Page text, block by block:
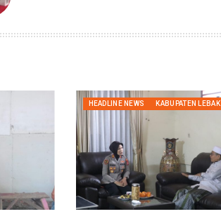
HEADLINE NEWS KABUPATEN LEBAK